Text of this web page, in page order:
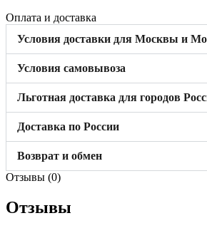
Оплата и доставка
Условия доставки для Москвы и
Условия самовывоза
Льготная доставка для городов
Доставка по России
Возврат и обмен
Отзывы (0)
Отзывы